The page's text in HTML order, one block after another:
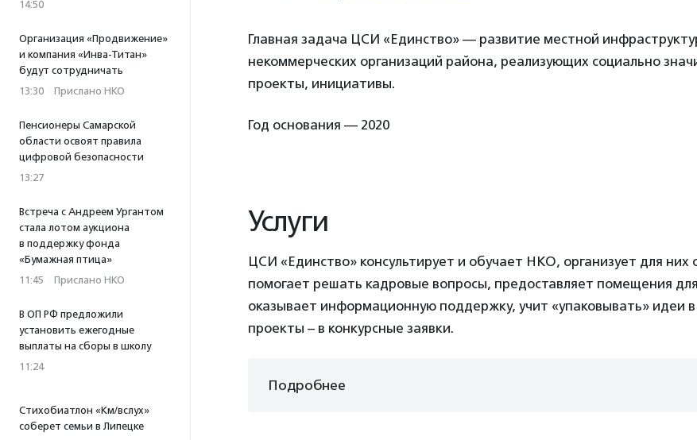
14:50
Организация «Продвижение»
и компания «Инва-Титан»
будут сотрудничать
13:30 · Прислано НКО
Пенсионеры Самарской
области освоят правила
цифровой безопасности
13:27
Встреча с Андреем Ургантом
стала лотом аукциона
в поддержку фонда
«Бумажная птица»
11:45 · Прислано НКО
В ОП РФ предложили
установить ежегодные
выплаты на сборы в школу
11:24
Стихобиатлон «Км/вслух»
соберет семьи в Липецке
Главная задача ЦСИ «Единство» — развитие местной
некоммерческих организаций района, реализующих социально
проекты, инициативы.
Год основания — 2020
Услуги
ЦСИ «Единство» консультирует и обучает НКО, организует для них
помогает решать кадровые вопросы, предоставляет помещения
оказывает информационную поддержку, учит «упаковывать» идеи
проекты – в конкурсные заявки.
Подробнее